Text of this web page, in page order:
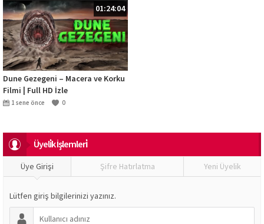
01:24:04
Dune Gezegeni – Macera ve Korku
Filmi | Full HD İzle
1 sene önce 0
Üyeli̇k İşlemleri̇
Üye Girişi Şifre Hatırlatma Yeni Üyelik
Lütfen giriş bilgilerinizi yazınız.